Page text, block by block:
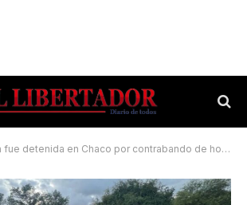
detenida en Chaco por contrabando de hojas de coca